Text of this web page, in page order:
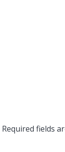
Required fields